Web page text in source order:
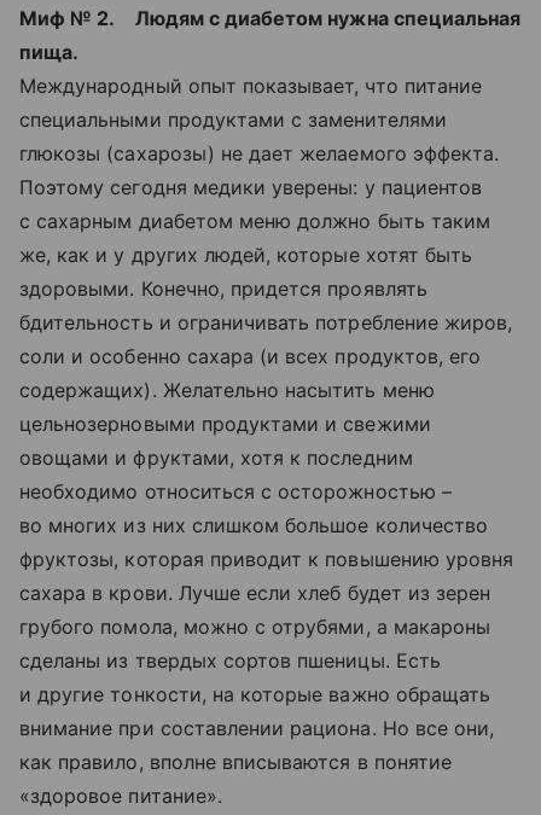
Миф № 2. Людям с диабетом нужна специальная
пища.
Международный опыт показывает, что питание
специальными продуктами с заменителями
глюкозы (сахарозы) не дает желаемого эффекта.
Поэтому сегодня медики уверены: у пациентов
с сахарным диабетом меню должно быть таким
же, как и у других людей, которые хотят быть
здоровыми. Конечно, придется проявлять
бдительность и ограничивать потребление жиров,
соли и особенно сахара (и всех продуктов, его
содержащих). Желательно насытить меню
цельнозерновыми продуктами и свежими
овощами и фруктами, хотя к последним
необходимо относиться с осторожностью –
во многих из них слишком большое количество
фруктозы, которая приводит к повышению уровня
сахара в крови. Лучше если хлеб будет из зерен
грубого помола, можно с отрубями, а макароны
сделаны из твердых сортов пшеницы. Есть
и другие тонкости, на которые важно обращать
внимание при составлении рациона. Но все они,
как правило, вполне вписываются в понятие
«здоровое питание».